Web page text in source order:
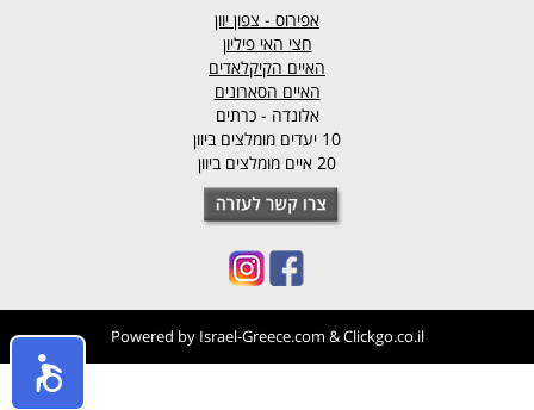
אפירוס - צפון יוון
חצי האי פיליון
האיים הקיקלאדים
האיים הסארונים
אלונדה - כרתים
10 יעדים מומלצים ביוון
20 איים מומלצים ביוון
Powered by Israel-Greece.com &Clickgo.co.il